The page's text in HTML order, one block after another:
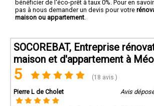
bénéficier de l'éco-prêt à taux 0%. Pour en
pas à nous demander un devis pour votre
maison ou appartement
SOCOREBAT, Entreprise
maison et d'appartement à
5 (18 avis )
Pierre L de Cholet Avis